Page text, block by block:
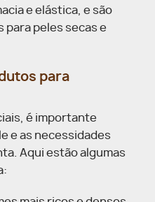
e elástica, e são
peles secas e
para
é importante
e as necessidades
Aqui estão algumas